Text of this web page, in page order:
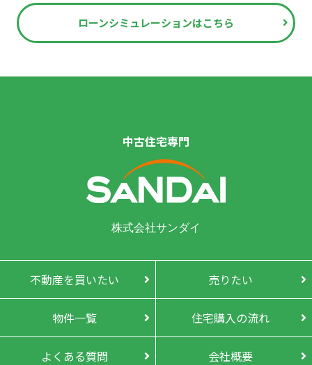
ローンシミュレーションはこちら
中古住宅専門
株式会社サンダイ
不動産を買いたい 売りたい
物件一覧 住宅購入の流れ
よくある質問 会社概要